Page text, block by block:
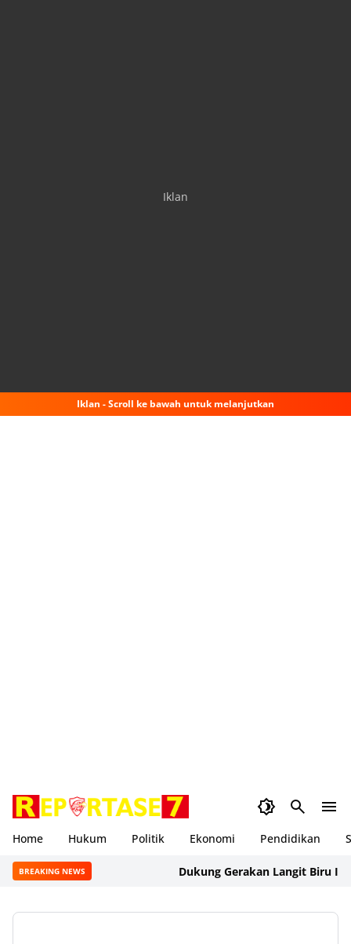
Iklan
Iklan - Scroll ke bawah untuk melanjutkan
Home Hukum Politik Ekonomi Pendidikan
BREAKING NEWS Dukung Gerakan Langit Biru